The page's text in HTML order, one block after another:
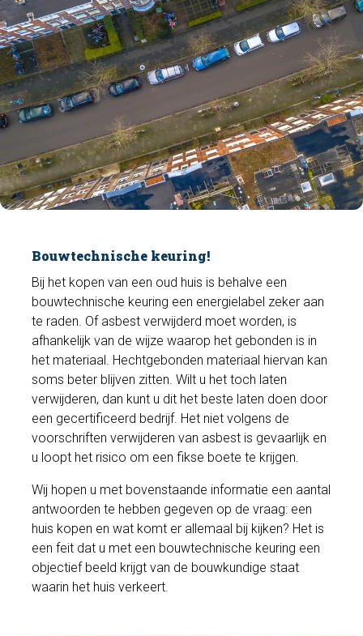
Bouwtechnische keuring!
Bij het kopen van een oud huis is behalve een
bouwtechnische keuring een energielabel zeker aan
te raden. Of asbest verwijderd moet worden, is
afhankelijk van de wijze waarop het gebonden is in
het materiaal. Hechtgebonden materiaal hiervan kan
soms beter blijven zitten. Wilt u het toch laten
verwijderen, dan kunt u dit het beste laten doen door
een gecertificeerd bedrijf. Het niet volgens de
voorschriften verwijderen van asbest is gevaarlijk en
u loopt het risico om een fikse boete te krijgen.
Wij hopen u met bovenstaande informatie een aantal
antwoorden te hebben gegeven op de vraag: een
huis kopen en wat komt er allemaal bij kijken? Het is
een feit dat u met een bouwtechnische keuring een
objectief beeld krijgt van de bouwkundige staat
waarin het huis verkeert.